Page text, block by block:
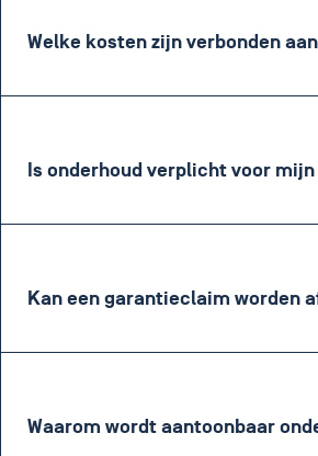
Welke kosten zijn verbonden
Is onderhoud verplicht voor
Kan een garantieclaim worden
Waarom wordt aantoonbaar